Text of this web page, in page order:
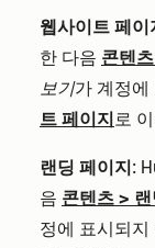
웹사이트 페이
한 다음 콘텐츠
보기가 계정에
트 페이지 로
랜딩 페이지 :
음 콘텐츠 > 랜
정에 표시되지